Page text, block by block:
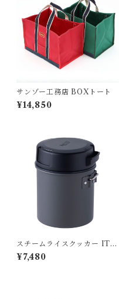
サンゾー工務店 BOXトート
¥14,850
スチームライスクッカー ITA
DAKI
¥7,480